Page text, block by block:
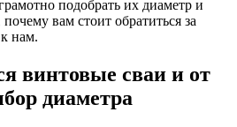
подобрать их диаметр и
вам стоит обратиться за
нам.
винтовые сваи и от
диаметра